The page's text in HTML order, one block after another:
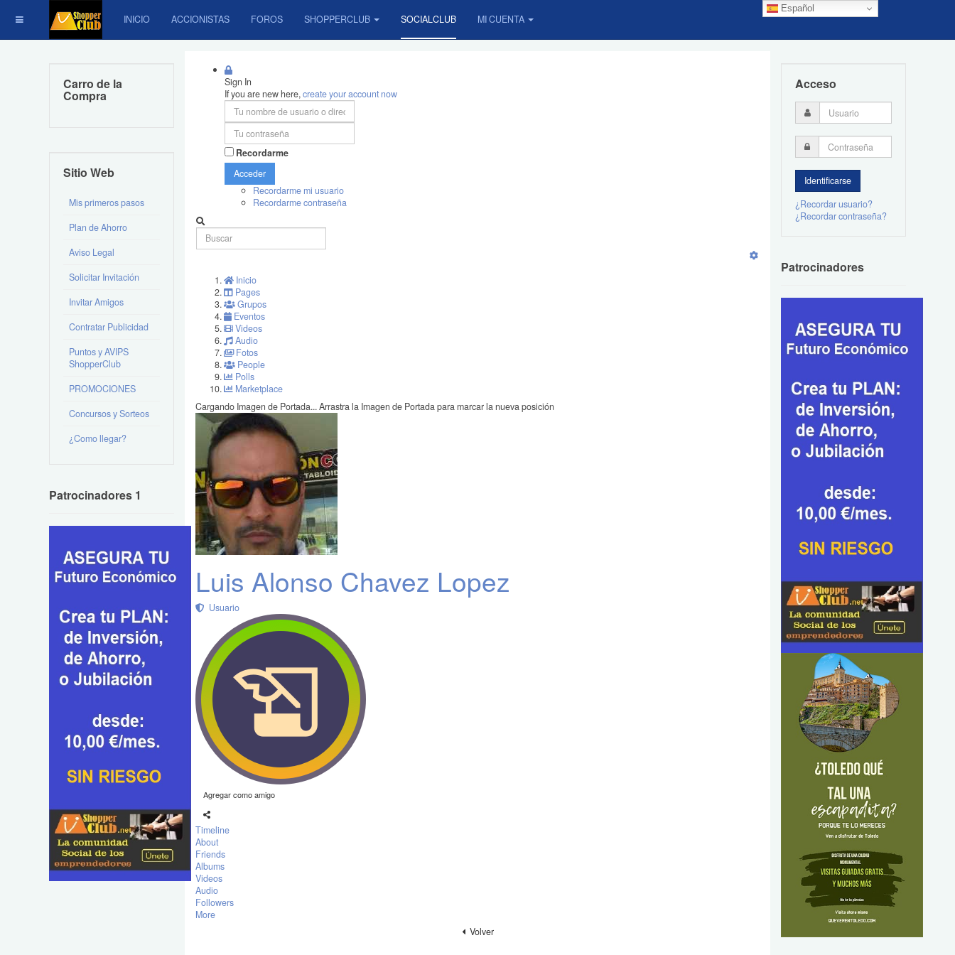
Español
INICIO ACCIONISTAS FOROS SHOPPERCLUB SOCIALCLUB MI CUENTA
Sign In
If you are new here,create your account now
Recordarme
Acceder
Recordarme mi usuario
Recordarme contraseña
Inicio
Pages
Grupos
Eventos
Videos
Audio
Fotos
People
Polls
Marketplace
Cargando Imagen de Portada...Arrastra la Imagen de Portada para marcar la nueva posición
Luis Alonso Chavez Lopez
Usuario
Agregar como amigo
Timeline
About
Friends
Albums
Videos
Audio
Followers
More
Volver
Carro de la
Compra
Sitio Web
Mis primeros pasos
Plan de Ahorro
Aviso Legal
Solicitar Invitación
Invitar Amigos
Contratar Publicidad
Puntos y AVIPS
ShopperClub
PROMOCIONES
Concursos y Sorteos
¿Como llegar?
Patrocinadores 1
Acceso
¿Recordar usuario?
¿Recordar contraseña?
Patrocinadores